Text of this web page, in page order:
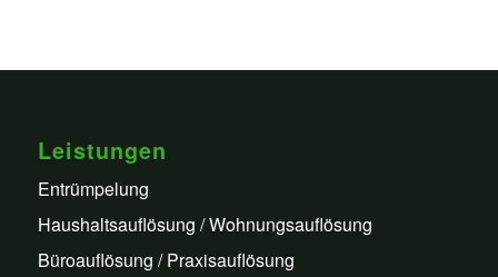
Leistungen
Entrümpelung
Haushaltsauflösung / Wohnungsauflösung
Büroauflösung / Praxisauflösung